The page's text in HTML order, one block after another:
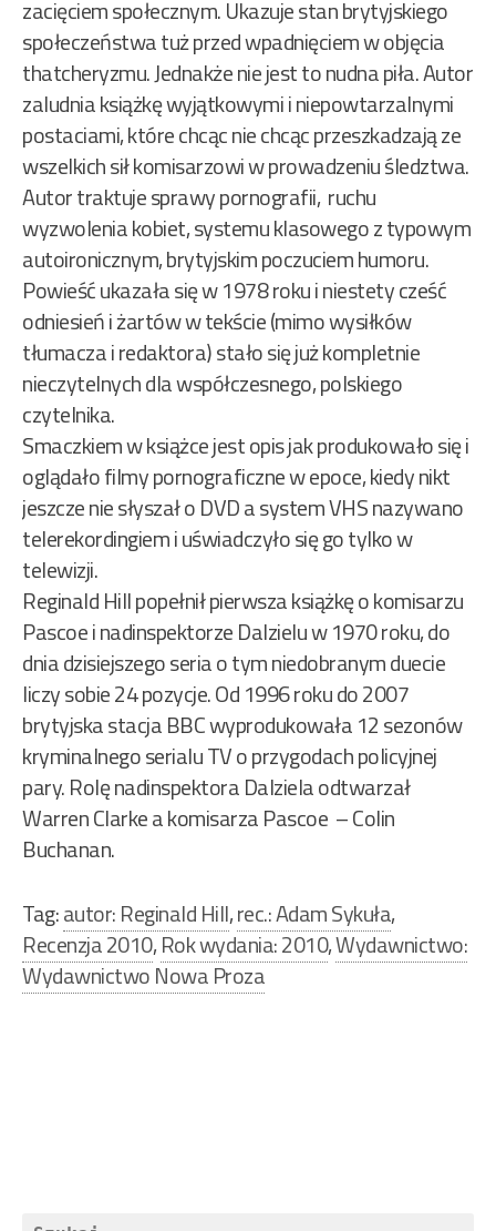
zacięciem społecznym. Ukazuje stan brytyjskiego
społeczeństwa tuż przed wpadnięciem w objęcia
thatcheryzmu. Jednakże nie jest to nudna piła. Autor
zaludnia książkę wyjątkowymi i niepowtarzalnymi
postaciami, które chcąc nie chcąc przeszkadzają ze
wszelkich sił komisarzowi w prowadzeniu śledztwa.
Autor traktuje sprawy pornografii, ruchu
wyzwolenia kobiet, systemu klasowego z typowym
autoironicznym, brytyjskim poczuciem humoru.
Powieść ukazała się w 1978 roku i niestety cześć
odniesień i żartów w tekście (mimo wysiłków
tłumacza i redaktora) stało się już kompletnie
nieczytelnych dla współczesnego, polskiego
czytelnika.
Smaczkiem w książce jest opis jak produkowało się i
oglądało filmy pornograficzne w epoce, kiedy nikt
jeszcze nie słyszał o DVD a system VHS nazywano
telerekordingiem i uświadczyło się go tylko w
telewizji.
Reginald Hill popełnił pierwsza książkę o komisarzu
Pascoe i nadinspektorze Dalzielu w 1970 roku, do
dnia dzisiejszego seria o tym niedobranym duecie
liczy sobie 24 pozycje. Od 1996 roku do 2007
brytyjska stacja BBC wyprodukowała 12 sezonów
kryminalnego serialu TV o przygodach policyjnej
pary. Rolę nadinspektora Dalziela odtwarzał
Warren Clarke a komisarza Pascoe – Colin
Buchanan.
Tag:autor: Reginald Hill,rec.: Adam Sykuła,
Recenzja 2010,Rok wydania: 2010,Wydawnictwo:
Wydawnictwo Nowa Proza